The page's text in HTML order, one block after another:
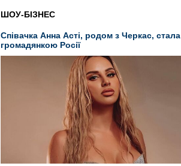
ШОУ-БІЗНЕС
Співачка Анна Асті, родом з Черкас, стала
громадянкою Росії